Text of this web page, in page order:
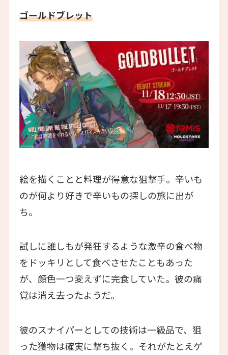
ゴールドブレット
絵を描くことと料理が得意な狙撃手。辛いも
のが何より好きで辛いもの探しの旅に出が
ち。
試しに誰しもが発狂するような激辛の食べ物
をドッキリとして食べさせたこともあった
が、顔色一つ変えずに完食していた。彼の痛
覚は消え去ったようだ。
彼のスナイパーとしての技術は一級品で、狙
った獲物は確実に撃ち抜く。それがたとえゲ